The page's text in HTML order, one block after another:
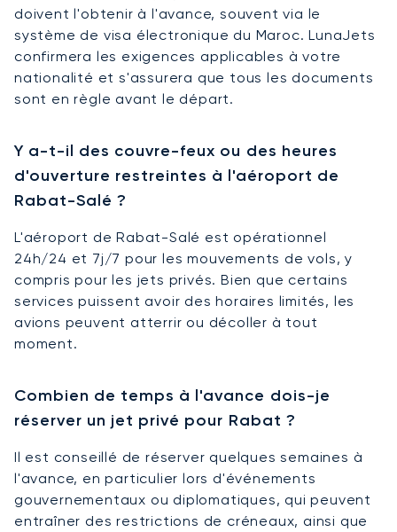
doivent l'obtenir à l'avance, souvent via le
système de visa électronique du Maroc. LunaJets
confirmera les exigences applicables à votre
nationalité et s'assurera que tous les documents
sont en règle avant le départ.
Y a-t-il des couvre-feux ou des heures
d'ouverture restreintes à l'aéroport de
Rabat-Salé ?
L'aéroport de Rabat-Salé est opérationnel
24h/24 et 7j/7 pour les mouvements de vols, y
compris pour les jets privés. Bien que certains
services puissent avoir des horaires limités, les
avions peuvent atterrir ou décoller à tout
moment.
Combien de temps à l'avance dois-je
réserver un jet privé pour Rabat ?
Il est conseillé de réserver quelques semaines à
l'avance, en particulier lors d'événements
gouvernementaux ou diplomatiques, qui peuvent
entraîner des restrictions de créneaux, ainsi que